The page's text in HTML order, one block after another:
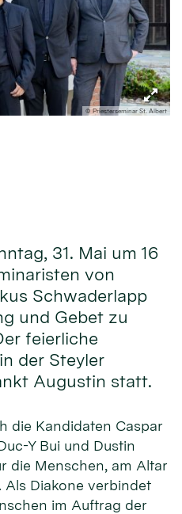
© Priesterseminar St. Albert
31. Mai um 16
von
Schwaderlapp
und Gebet zu
feierliche
der Steyler
Augustin statt.
die Kandidaten Caspar
Y Bui und Dustin
die Men­schen, am Altar
Als Diakone verbindet
im Auftrag der